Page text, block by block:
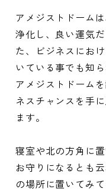
アメジストドーム
浄化し、良い運気
た、ビジネスにお
いている事でも知ら
アメジストドーム
ネスチャンスを手
ます。
寝室や北の方角に
お守りになるとも
の場所に置いてみて